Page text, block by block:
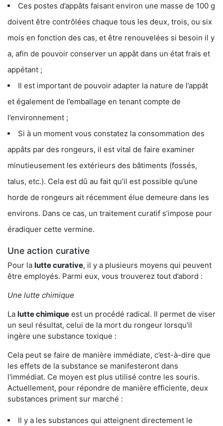
Ces postes d’appâts faisant environ une masse de 100 g
doivent être contrôlées chaque tous les deux, trois, ou six
mois en fonction des cas, et être renouvelées si besoin il y
a, afin de pouvoir conserver un appât dans un état frais et
appétant ;
Il est important de pouvoir adapter la nature de l’appât
et également de l’emballage en tenant compte de
l’environnement ;
Si à un moment vous constatez la consommation des
appâts par des rongeurs, il est vital de faire examiner
minutieusement les extérieurs des bâtiments (fossés,
talus, etc.). Cela est dû au fait qu’il est possible qu’une
horde de rongeurs ait récemment élue demeure dans les
environs. Dans ce cas, un traitement curatif s’impose pour
éradiquer cette vermine.
Une action curative
Pour la lutte curative, il y a plusieurs moyens qui peuvent
être employés. Parmi eux, vous trouverez tout d’abord :
Une lutte chimique
La lutte chimique est un procédé radical. Il permet de viser
un seul résultat, celui de la mort du rongeur lorsqu'il
ingère une substance toxique :
Cela peut se faire de manière immédiate, c’est-à-dire que
les effets de la substance se manifesteront dans
l'immédiat. Ce moyen est plus utilisé contre les souris.
Actuellement, pour répondre de manière efficiente, deux
substances priment sur marché :
Il y a les substances qui atteignent directement le